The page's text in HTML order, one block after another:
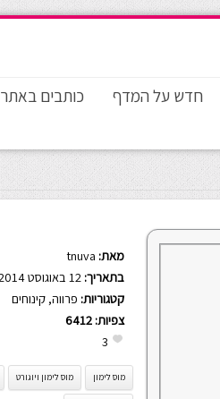
חדש על המדף כותבים באתר
מאת: tnuva
בתאריך:
קטגוריות: פרווה, קינוחים
צפיות: 6412
3
מוס לימון מוס לימון ויוגורט